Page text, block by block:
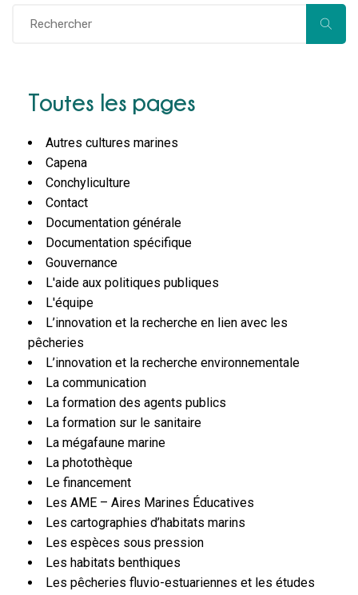
Toutes les pages
Autres cultures marines
Capena
Conchyliculture
Contact
Documentation générale
Documentation spécifique
Gouvernance
L'aide aux politiques publiques
L'équipe
L’innovation et la recherche en lien avec les
pêcheries
L’innovation et la recherche environnementale
La communication
La formation des agents publics
La formation sur le sanitaire
La mégafaune marine
La photothèque
Le financement
Les AME – Aires Marines Éducatives
Les cartographies d’habitats marins
Les espèces sous pression
Les habitats benthiques
Les pêcheries fluvio-estuariennes et les études